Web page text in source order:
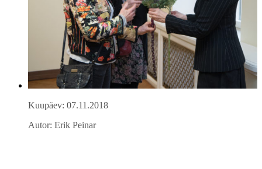
Kuupäev: 07.11.2018
Autor: Erik Peinar